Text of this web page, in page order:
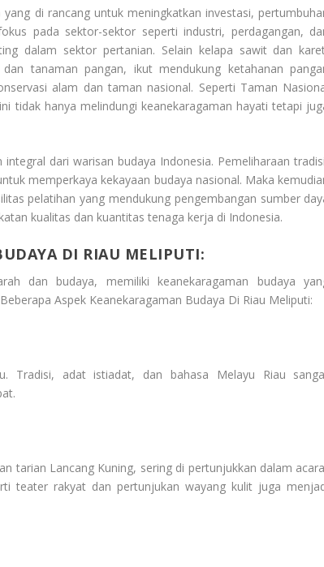
di rancang untuk meningkatkan investasi,
pada sektor-sektor seperti industri, perdagangan,
dalam sektor pertanian. Selain kelapa sawit dan
tanaman pangan, ikut mendukung ketahanan
alam dan taman nasional. Seperti Taman
tidak hanya melindungi keanekaragaman hayati tetapi
dari warisan budaya Indonesia. Pemeliharaan
memperkaya kekayaan budaya nasional. Maka
pelatihan yang mendukung pengembangan sumber
kualitas dan kuantitas tenaga kerja di Indonesia.
DI RIAU MELIPUTI:
dan budaya, memiliki keanekaragaman budaya
Beberapa Aspek Keanekaragaman Budaya Di Riau Meliputi:
Tradisi, adat istiadat, dan bahasa Melayu Riau
tarian Lancang Kuning, sering di pertunjukkan dalam
teater rakyat dan pertunjukan wayang kulit juga